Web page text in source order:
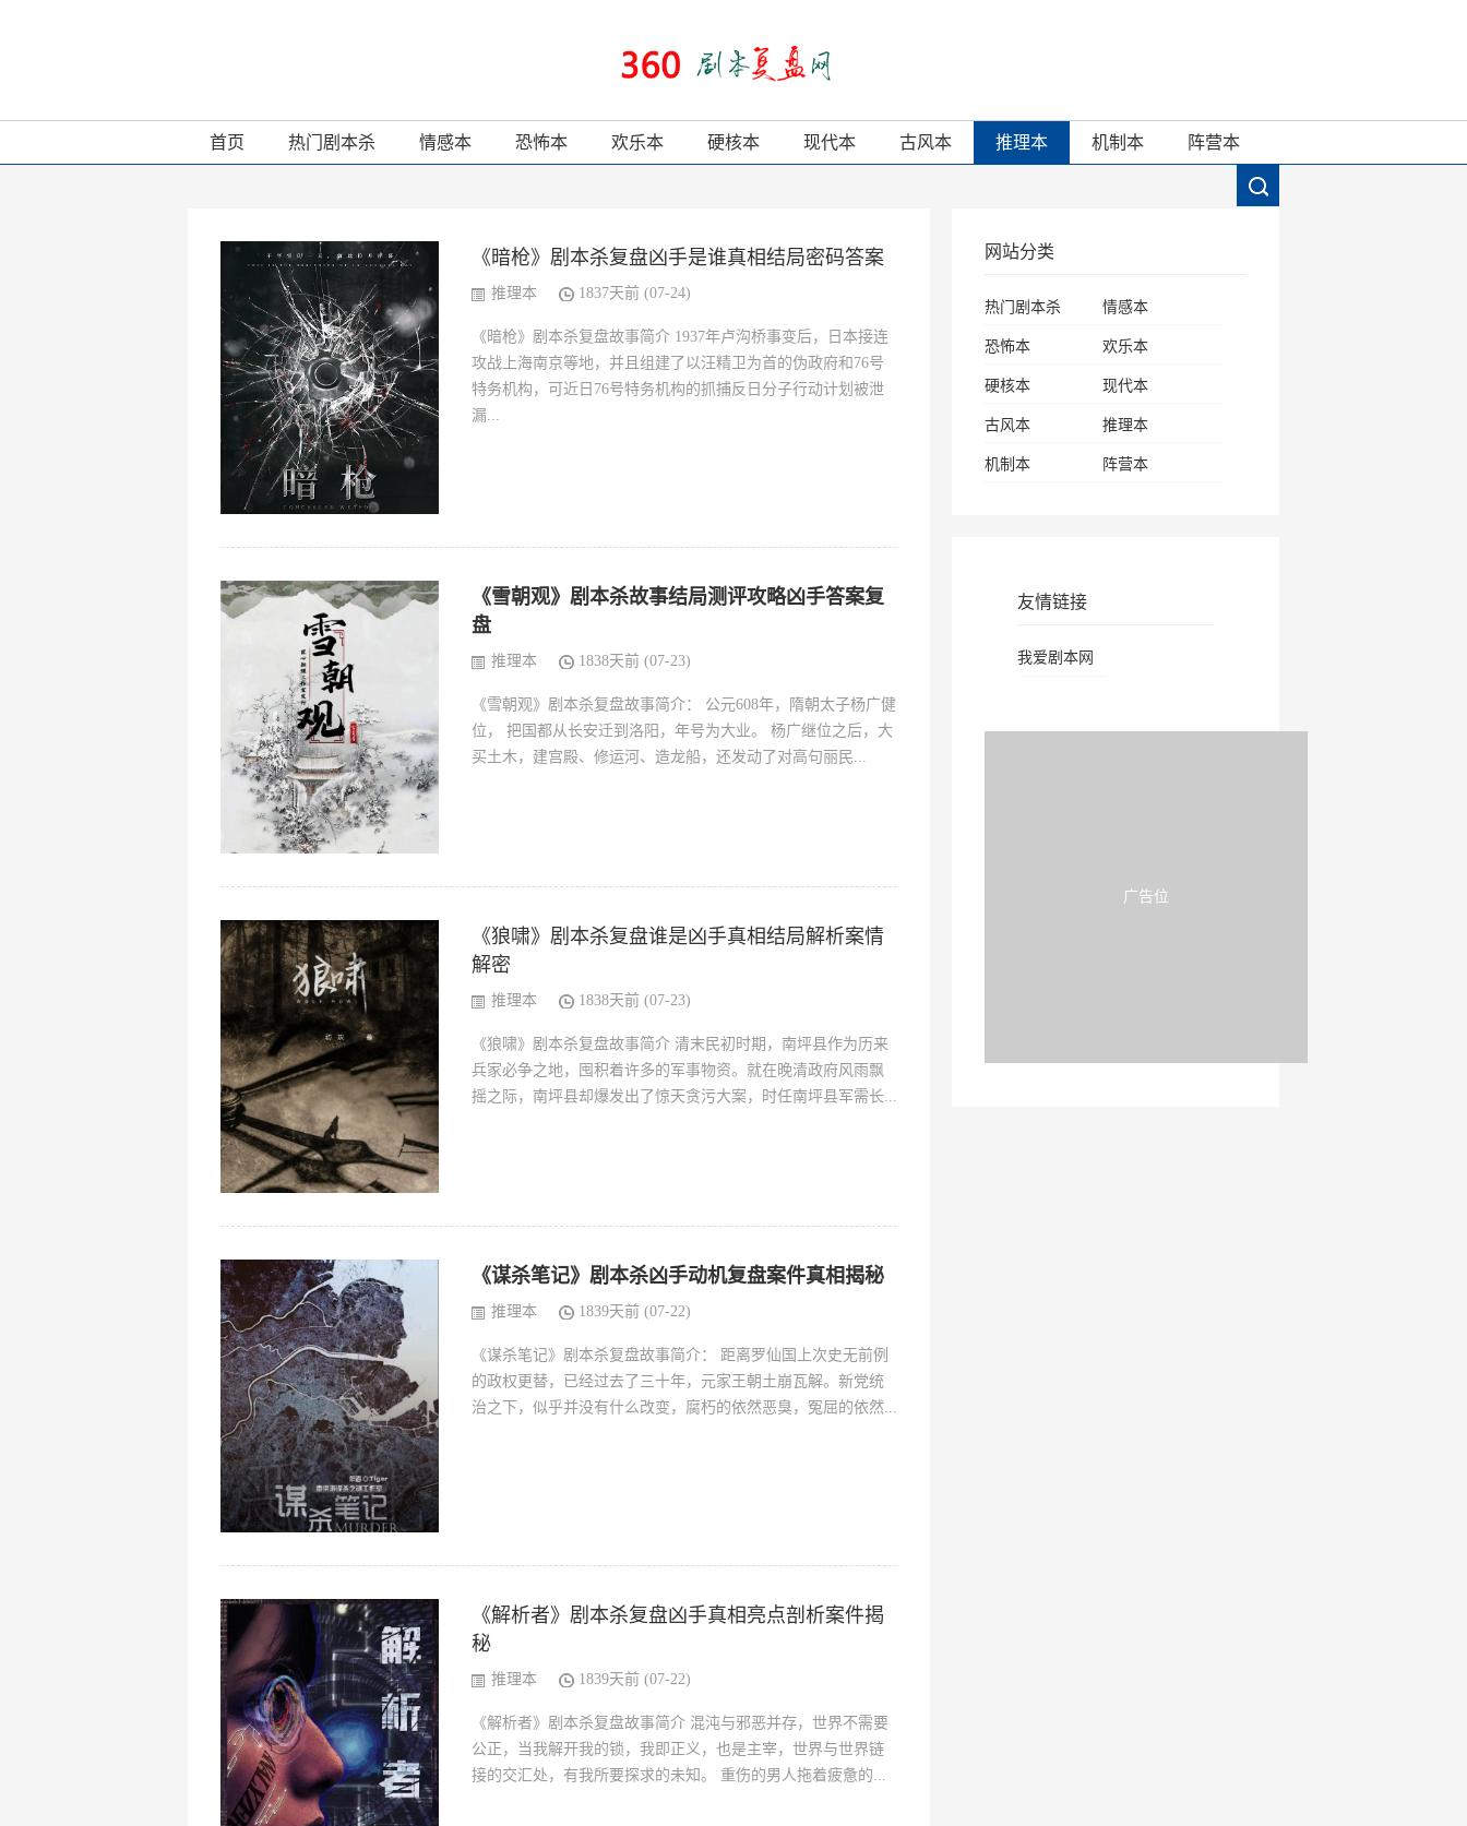
首页 热门剧本杀 情感本 恐怖本 欢乐本 硬核本 现代本 古风本 推理本 机制本 阵营本
《暗枪》剧本杀复盘凶手是谁真相结局密码答案
推理本 1837天前 (07-24)
《暗枪》剧本杀复盘故事简介 1937年卢沟桥事变后，日本接连
攻战上海南京等地，并且组建了以汪精卫为首的伪政府和76号
特务机构，可近日76号特务机构的抓捕反日分子行动计划被泄
漏...
《雪朝观》剧本杀故事结局测评攻略凶手答案复
盘
推理本 1838天前 (07-23)
《雪朝观》剧本杀复盘故事简介： 公元608年，隋朝太子杨广健
位， 把国都从长安迁到洛阳，年号为大业。 杨广继位之后，大
买土木，建宫殿、修运河、造龙船，还发动了对高句丽民...
《狼啸》剧本杀复盘谁是凶手真相结局解析案情
解密
推理本 1838天前 (07-23)
《狼啸》剧本杀复盘故事简介 清末民初时期，南坪县作为历来
兵家必争之地，囤积着许多的军事物资。就在晚清政府风雨飘
摇之际，南坪县却爆发出了惊天贪污大案，时任南坪县军需长...
《谋杀笔记》剧本杀凶手动机复盘案件真相揭秘
推理本 1839天前 (07-22)
《谋杀笔记》剧本杀复盘故事简介： 距离罗仙国上次史无前例
的政权更替，已经过去了三十年，元家王朝土崩瓦解。新党统
治之下，似乎并没有什么改变，腐朽的依然恶臭，冤屈的依然...
《解析者》剧本杀复盘凶手真相亮点剖析案件揭
秘
推理本 1839天前 (07-22)
《解析者》剧本杀复盘故事简介 混沌与邪恶并存，世界不需要
公正，当我解开我的锁，我即正义，也是主宰，世界与世界链
接的交汇处，有我所要探求的未知。 重伤的男人拖着疲惫的...
网站分类
热门剧本杀 情感本
恐怖本 欢乐本
硬核本 现代本
古风本 推理本
机制本 阵营本
友情链接
我爱剧本网
广告位